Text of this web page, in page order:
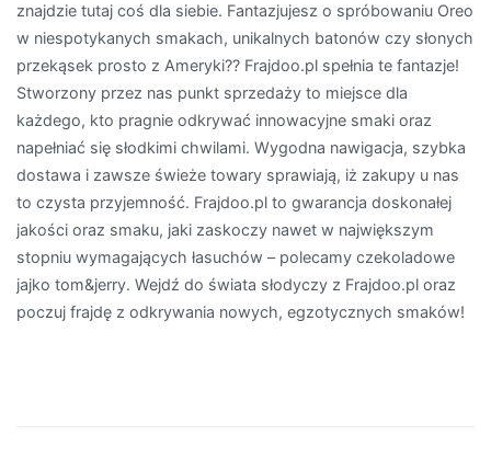
znajdzie tutaj coś dla siebie. Fantazjujesz o spróbowaniu Oreo
w niespotykanych smakach, unikalnych batonów czy słonych
przekąsek prosto z Ameryki?? Frajdoo.pl spełnia te fantazje!
Stworzony przez nas punkt sprzedaży to miejsce dla
każdego, kto pragnie odkrywać innowacyjne smaki oraz
napełniać się słodkimi chwilami. Wygodna nawigacja, szybka
dostawa i zawsze świeże towary sprawiają, iż zakupy u nas
to czysta przyjemność. Frajdoo.pl to gwarancja doskonałej
jakości oraz smaku, jaki zaskoczy nawet w największym
stopniu wymagających łasuchów – polecamy czekoladowe
jajko tom&jerry. Wejdź do świata słodyczy z Frajdoo.pl oraz
poczuj frajdę z odkrywania nowych, egzotycznych smaków!